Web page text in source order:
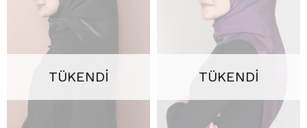
TÜKENDI TÜKENDI